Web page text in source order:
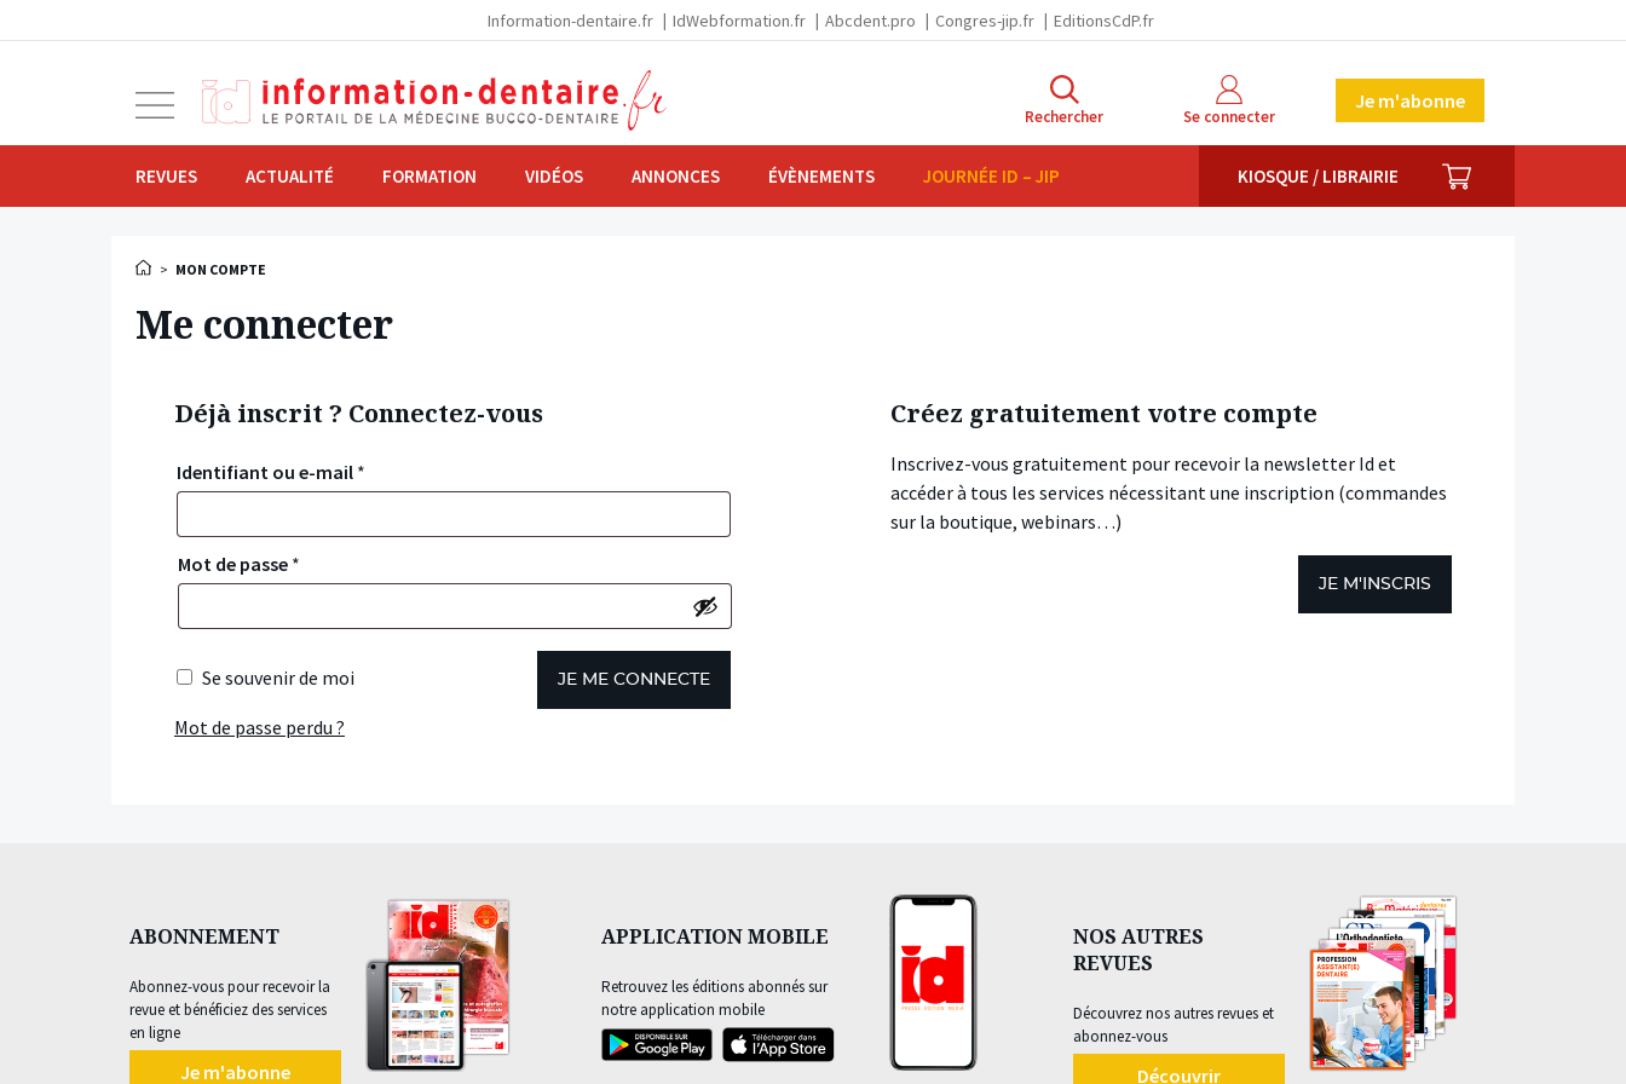
Information-dentaire.fr IdWebformation.fr Abcdent.pro Congres-jip.fr EditionsCdP.fr
navigation
Rechercher Se connecter
Je m'abonne
REVUES ACTUALITÉ FORMATION VIDÉOS ANNONCES ÉVÈNEMENTS JOURNÉE ID – JIP KIOSQUE / LIBRAIRIE PANIER
> MON COMPTE
Me connecter
Déjà inscrit ? Connectez-vous
Identifiant ou e-mail *
Mot de passe *
Se souvenir de moi JE ME CONNECTE
Mot de passe perdu ?
Créez gratuitement votre compte
Inscrivez-vous gratuitement pour recevoir la newsletter Id et
accéder à tous les services nécessitant une inscription (commandes
sur la boutique, webinars…)
JE M'INSCRIS
ABONNEMENT
Abonnez-vous pour recevoir la
revue et bénéficiez des services
en ligne
Je m'abonne
APPLICATION MOBILE
Retrouvez les éditions abonnés sur
notre application mobile
NOS AUTRES
REVUES
Découvrez nos autres revues et
abonnez-vous
Découvrir